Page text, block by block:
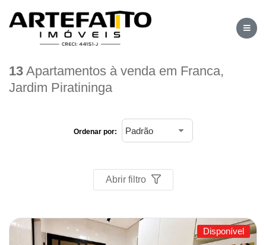
Home / Imóveis à venda / Apartamento
Jardim Piratininga
13 Apartamentos à venda em Franca,
Jardim Piratininga
Ordenar por:
Abrir filtro
Disponível